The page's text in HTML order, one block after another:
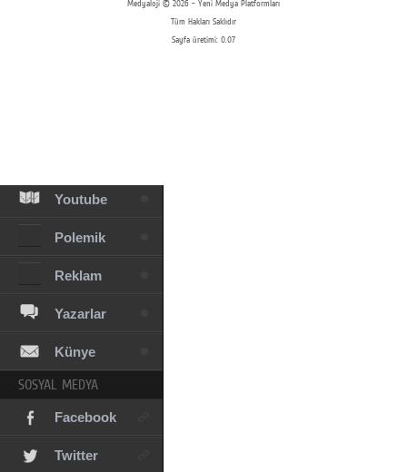
Youtube
Polemik
Reklam
Yazarlar
Künye
SOSYAL MEDYA
Facebook
Twitter
Medyaloji © 2026 - Yeni Medya Platformları
Tüm Hakları Saklıdır
Sayfa üretimi: 0.07